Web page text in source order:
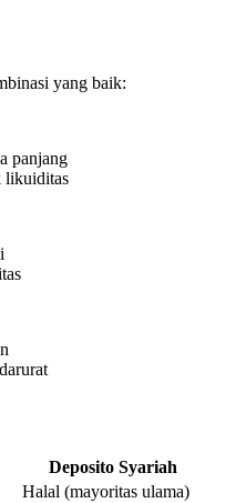
yang baik:
panjang
likuiditas
Deposito Syariah
Halal (mayoritas ulama)